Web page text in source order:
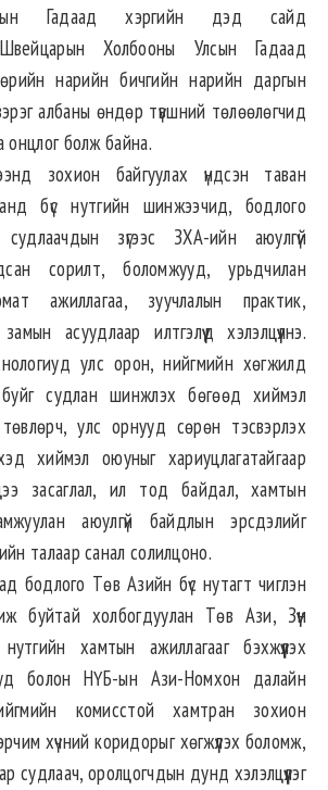
Гадаад хэргийн дэд сайд
Швейцарын Холбооны Улсын Гадаад
нарийн бичгийн нарийн даргын
албаны өндөр түвшний төлөөлөгчид
онцлог болж байна.
зохион байгуулах үндсэн таван
бүс нутгийн шинжээчид, бодлого
судлаачдын зүгээс ЗХА-ийн аюулгүй
сорилт, боломжууд, урьдчилан
ажиллагаа, зуучлалын практик,
асуудлаар илтгэлүүд хэлэлцүүлнэ.
улс орон, нийгмийн хөгжилд
судлан шинжлэх бөгөөд хиймэл
улс орнууд сөрөн тэсвэрлэх
хиймэл оюуныг хариуцлагатайгаар
засаглал, ил тод байдал, хамтын
аюулгүй байдлын эрсдэлийг
талаар санал солилцоно.
бодлого Төв Азийн бүс нутагт чиглэн
буйтай холбогдуулан Төв Ази, Зүүн
хамтын ажиллагааг бэхжүүлэх
болон НҮБ-ын Ази-Номхон далайн
комисстой хамтран зохион
хүчний коридорыг хөгжүүлэх боломж,
судлаач, оролцогчдын дунд хэлэлцүүлэг